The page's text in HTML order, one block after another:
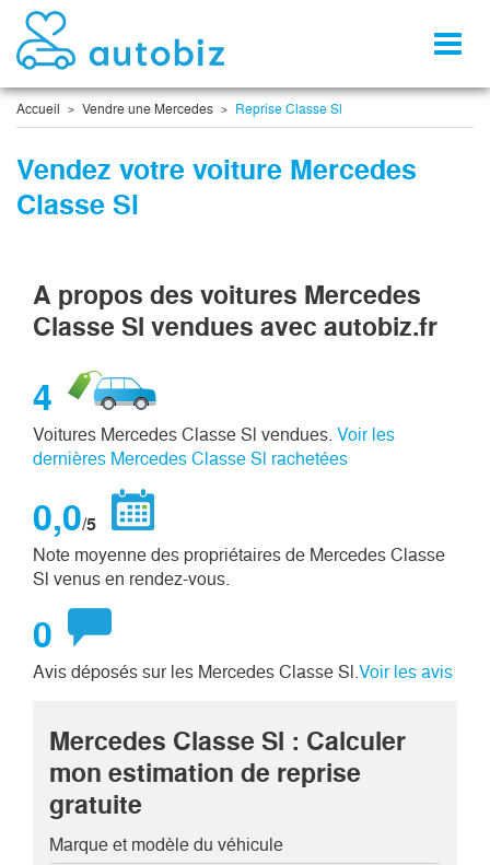
Accueil Vendre une Mercedes Reprise Classe Sl
Vendez votre voiture Mercedes
Classe Sl
A propos des voitures Mercedes
Classe Sl vendues avec autobiz.fr
4
Voitures Mercedes Classe Sl vendues. Voir les
dernières Mercedes Classe Sl rachetées
0,0/5
Note moyenne des propriétaires de Mercedes Classe
Sl venus en rendez-vous.
0
Avis déposés sur les Mercedes Classe Sl. Voir les avis
Mercedes Classe Sl : Calculer
mon estimation de reprise
gratuite
Marque et modèle du véhicule